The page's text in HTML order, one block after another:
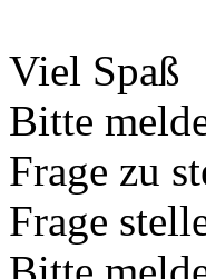
Viel Spaß
Bitte
Frage zu
Frage